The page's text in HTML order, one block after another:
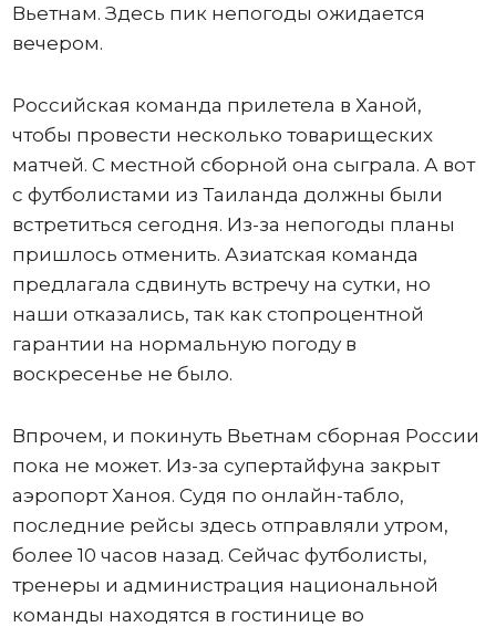
Вьетнам. Здесь пик непогоды ожидается
вечером.
Российская команда прилетела в Ханой,
чтобы провести несколько товарищеских
матчей. С местной сборной она сыграла. А вот
с футболистами из Таиланда должны были
встретиться сегодня. Из-за непогоды планы
пришлось отменить. Азиатская команда
предлагала сдвинуть встречу на сутки, но
наши отказались, так как стопроцентной
гарантии на нормальную погоду в
воскресенье не было.
Впрочем, и покинуть Вьетнам сборная России
пока не может. Из-за супертайфуна закрыт
аэропорт Ханоя. Судя по онлайн-табло,
последние рейсы здесь отправляли утром,
более 10 часов назад. Сейчас футболисты,
тренеры и администрация национальной
команды находятся в гостинице во